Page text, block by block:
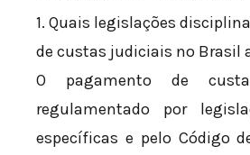
1. Quais legislações
de custas judiciais no Brasil
O pagamento de
regulamentado por
específicas e pelo Código